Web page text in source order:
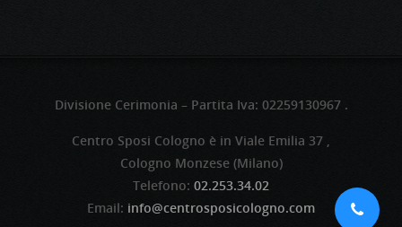
Divisione Cerimonia – Partita Iva: 02259130967 .
Centro Sposi Cologno è in Viale Emilia 37 ,
Cologno Monzese (Milano)
Telefono: 02.253.34.02
Email: info@centrosposicologno.com